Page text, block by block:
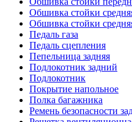
Обшивка стойки
Обшивка стойки
Педаль газа
Педаль сцепления
Пепельница задняя
Подлокотник задний
Подлокотник
Покрытие напольное
Полка багажника
Ремень безопасности